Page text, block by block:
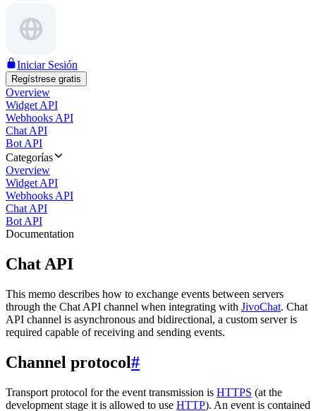
Iniciar Sesión
Regístrese gratis
Overview
Widget API
Webhooks API
Chat API
Bot API
Categorías
Overview
Widget API
Webhooks API
Chat API
Bot API
Documentation
Chat API
This memo describes how to exchange events between servers
through the Chat API channel when integrating with JivoChat. Chat
API channel is asynchronous and bidirectional, a custom server is
required capable of receiving and sending events.
Channel protocol#
Transport protocol for the event transmission is HTTPS (at the
development stage it is allowed to use HTTP). An event is contained